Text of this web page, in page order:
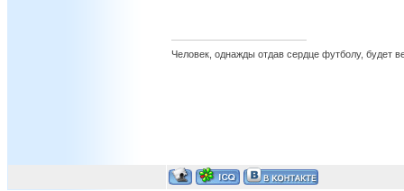
Человек, однажды отдав сердце футболу, будет